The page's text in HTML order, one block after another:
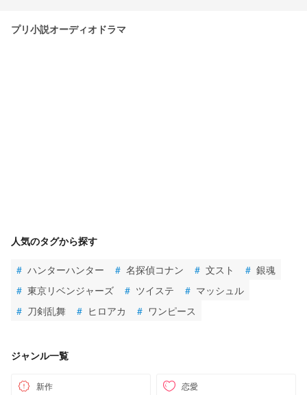
プリ小説オーディオドラマ
人気のタグから探す
# ハンターハンター # 名探偵コナン # 文スト # 銀魂
# 東京リベンジャーズ # ツイステ # マッシュル
# 刀剣乱舞 # ヒロアカ # ワンピース
ジャンル一覧
新作 恋愛